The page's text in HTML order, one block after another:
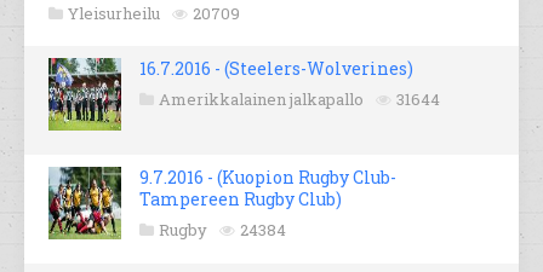
Yleisurheilu 20709
16.7.2016 - (Steelers-Wolverines)
Amerikkalainen jalkapallo 31644
9.7.2016 - (Kuopion Rugby Club-
Tampereen Rugby Club)
Rugby 24384